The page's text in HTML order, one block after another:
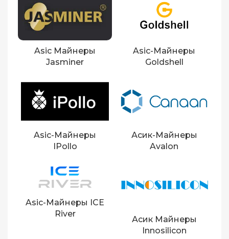
Asic Майнеры
Jasminer
Asic-Майнеры
Goldshell
Asic-Майнеры
IPollo
Асик-Майнеры
Avalon
Asic-Майнеры ICE
River
Асик Майнеры
Innosilicon